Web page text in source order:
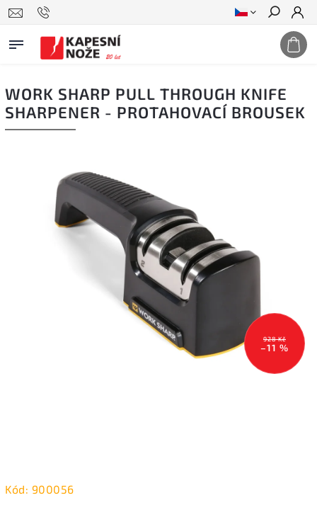
Hledat
WORK SHARP PULL THROUGH KNIFE
SHARPENER - PROTAHOVACÍ BROUSEK
928 Kč
–11 %
Kód: 900056